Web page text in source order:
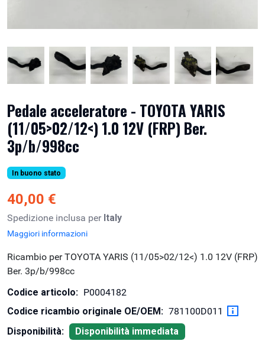
Pedale acceleratore - TOYOTA YARIS
(11/05>02/12<) 1.0 12V (FRP) Ber.
3p/b/998cc
In buono stato
40,00 €
Spedizione inclusa per Italy
Maggiori informazioni
Ricambio per TOYOTA YARIS (11/05>02/12<) 1.0 12V (FRP)
Ber. 3p/b/998cc
Codice articolo: P0004182
Codice ricambio originale OE/OEM: 781100D011
Disponibilità:
Disponibilità immediata